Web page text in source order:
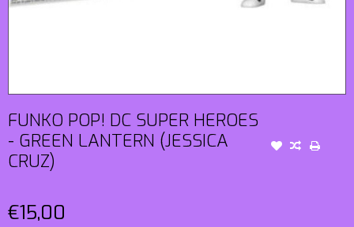
FUNKO POP! DC SUPER HEROES
- GREEN LANTERN (JESSICA
CRUZ)
€15,00